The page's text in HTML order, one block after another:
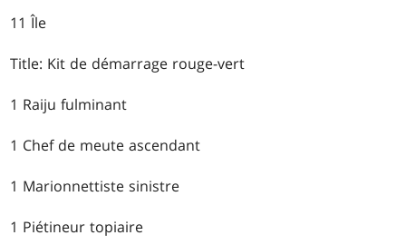
11 Île
Title: Kit de démarrage rouge-vert
1 Raiju fulminant
1 Chef de meute ascendant
1 Marionnettiste sinistre
1 Piétineur topiaire